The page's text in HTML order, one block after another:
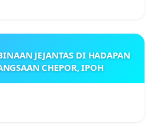
JEJANTAS DI HADAPAN
CHEPOR, IPOH